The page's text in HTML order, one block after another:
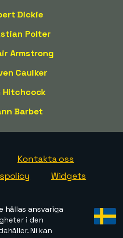
Dickie
Polter
Armstrong
Caulker
Hitchcock
Barbet
Kontakta oss
Widgets
hållas ansvariga
i den
Ni kan